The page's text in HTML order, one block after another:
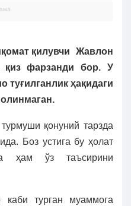
қилувчи Жавлон
қиз фарзанди бор. У
туғилганлик ҳақидаги
қонуний тарзда
Боз устига бу ҳолат
ҳам ўз таъсирини
турган муаммога